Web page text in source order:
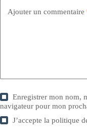
Ajouter un commentaire
Enregistrer mon nom,
navigateur pour mon
J’accepte lapolitique